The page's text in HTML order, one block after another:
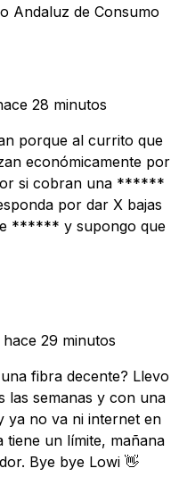
Andaluz de Consumo
28 minutos
porque al currito que
económicamente por
si cobran una ******
por dar X bajas
****** y supongo que
hace 29 minutos
fibra decente? Llevo
las semanas y con una
ya no va ni internet en
tiene un límite, mañana
Bye bye Lowi 👋